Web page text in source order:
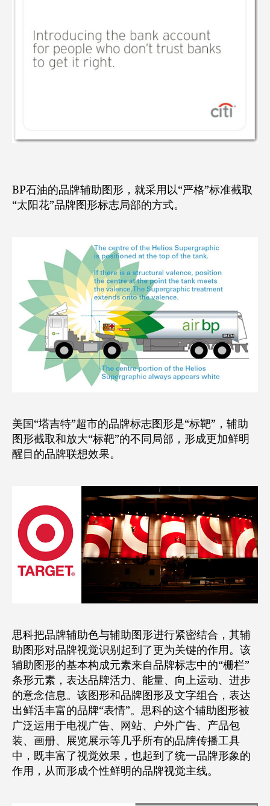
BP石油的品牌辅助图形，就采用以“严格”标准截取
“太阳花”品牌图形标志局部的方式。
美国“塔吉特”超市的品牌标志图形是“标靶”，辅助
图形截取和放大“标靶”的不同局部，形成更加鲜明
醒目的品牌联想效果。
思科把品牌辅助色与辅助图形进行紧密结合，其辅
助图形对品牌视觉识别起到了更为关键的作用。该
辅助图形的基本构成元素来自品牌标志中的“栅栏”
条形元素，表达品牌活力、能量、向上运动、进步
的意念信息。该图形和品牌图形及文字组合，表达
出鲜活丰富的品牌“表情”。思科的这个辅助图形被
广泛运用于电视广告、网站、户外广告、产品包
装、画册、展览展示等几乎所有的品牌传播工具
中，既丰富了视觉效果，也起到了统一品牌形象的
作用，从而形成个性鲜明的品牌视觉主线。